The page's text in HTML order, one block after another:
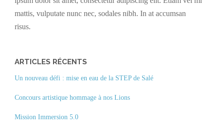
mattis, vulputate nunc nec, sodales nibh. In at accumsan
risus.
ARTICLES RÉCENTS
Un nouveau défi : mise en eau de la STEP de Salé
Concours artistique hommage à nos Lions
Mission Immersion 5.0